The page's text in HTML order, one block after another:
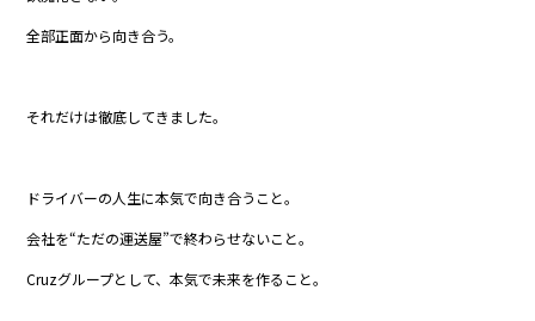
全部正面から向き合う。
それだけは徹底してきました。
ドライバーの人生に本気で向き合うこと。
会社を“ただの運送屋”で終わらせないこと。
Cruzグループとして、本気で未来を作ること。